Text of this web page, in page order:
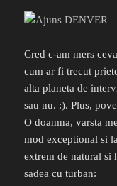
Cred c-am mers
cum ar fi trecut
alta planeta de
sau nu. :). Plus,
O doamna, varsta
mod exceptional si
extrem de natural si
sadea cu turban: